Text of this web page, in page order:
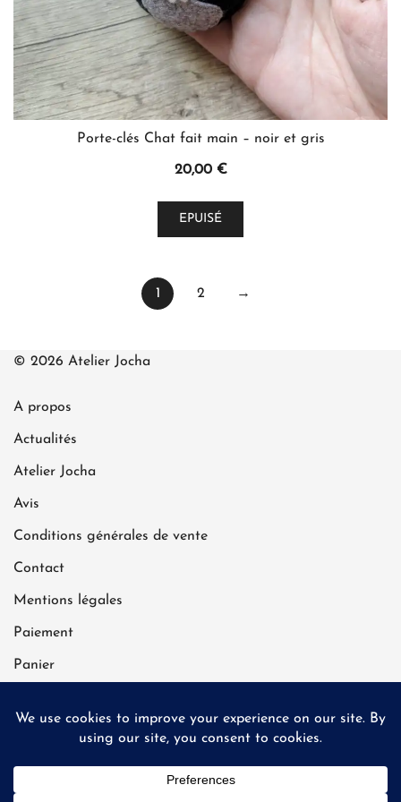
Livraison gratuite à partir de 70 €
jours ouvrés
produit
Porte-clés Chat fait main – noir et gris
20,00 €
EPUISÉ
1 2 →
© 2026 Atelier Jocha
A propos
Actualités
Atelier Jocha
Avis
Conditions générales de vente
Contact
Mentions légales
Paiement
Panier
Livraison gratuite à partir de 70 €